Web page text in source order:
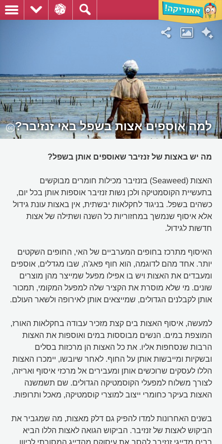
למה אוספים אצות בשפל באי זנזיבר?
מה יש באצות של זנזיבר שאוספים אותן בשפל?
האצות (Seaweed) בזנזיבר מכילות חומרים מבוקשים
בתעשיית הקוסמטיקה ולכן נשות זנזיבר אוספות אותן בכל יום,
כשהים בשפל. בניגוד לחקלאות יבשתית, אין באצות עונת גידול
אלא איסוף שנמשך במחזוריות כל השנה ושתילה של אצות
חדשות לגידול.
האיסוף מתרכז בחופים המערביים של האי, החופים השקטים
יותר. אחד מהם לדוגמה, הוא חוף פאג'ה, שבו מגדלים, אוספים
ומעבדים את האצות ויש בו אפילו מפעל שמייצר מהן מוצרים
שונים. מי שלא מוסרת את הקציר שלה למפעל המקומי, תמכור
אותן לקבלנים הגדולים, שמייצאים אותן לאירופה ולשאר העולם.
למעשה, איסוף האצות בים קצת מזכיר עבודה בחקלאות האורז,
המוצפת במים. הנשים מבוססות במים ואוספות את האצות
הרבות שנסחפות אליו. את כל האצות הן מרכזות בסלים
ובשקיות ומייבשות אותן על החוף. לאחר שיובשו, יימכרו האצות
הללו לעסקים שרוכשים אותן ומעבירים אל מרכזי איסוף ואריזה,
לצורך משלוח למפעלי הקוסמטיקה הגדולים. שם תשמשנה
האצות בעיקר כחומרי ייצוב למוצרי קוסמטיקה, מאכל ותרופות.
בשנים האחרונות למדו להפיק גם דלק מאצות, מה שמגביר את
הביקוש לאצות של זנזיבר. הביקוש הגואה לאצות הללו הביא
רבים מדייגי זנזיבר להסב את עיסוקם מהדייג המסורתי לכיוון